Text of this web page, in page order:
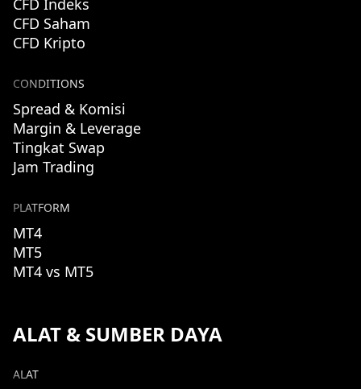
CFD Indeks
CFD Saham
CFD Kripto
CONDITIONS
Spread & Komisi
Margin & Leverage
Tingkat Swap
Jam Trading
PLATFORM
MT4
MT5
MT4 vs MT5
ALAT & SUMBER DAYA
ALAT